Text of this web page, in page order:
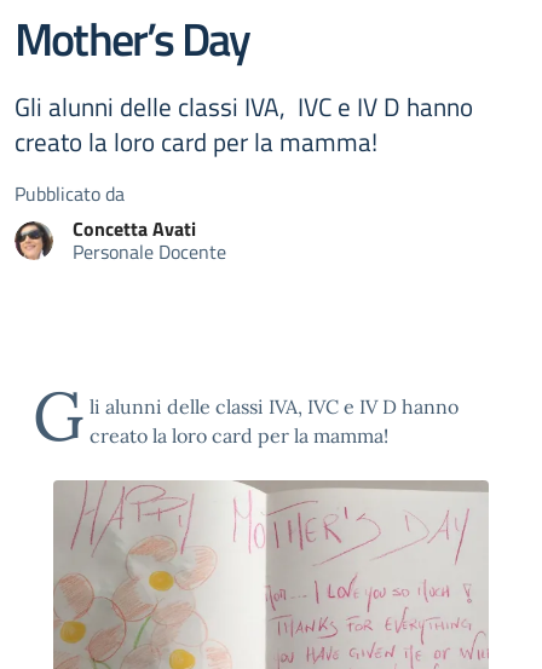
Mother’s Day
Gli alunni delle classi IVA, IVC e IV D hanno
creato la loro card per la mamma!
Pubblicato da
ConcettaAvati
Personale Docente
G li alunni delle classi IVA, IVC e IV D hanno
creato la loro card per la mamma!